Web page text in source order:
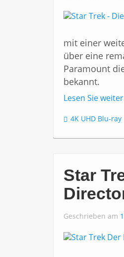
mit einer
über eine
Paramount
bekannt.
Lesen Sie weiter
4K UHD Blu-ray
Star
Geschrieben am